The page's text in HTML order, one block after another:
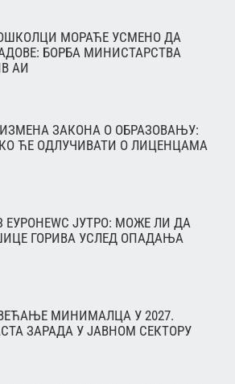
МОРАЋЕ УСМЕНО ДА
БОРБА МИНИСТАРСТВА
АИ
ЗАКОНА О ОБРАЗОВАЊУ:
ЋЕ ОДЛУЧИВАТИ О ЛИЦЕНЦАМА
ЕУРОНЕWС ЈУТРО: МОЖЕ ЛИ ДА
ГОРИВА УСЛЕД ОПАДАЊА
МИНИМАЛЦА У 2027.
ЗАРАДА У ЈАВНОМ СЕКТОРУ